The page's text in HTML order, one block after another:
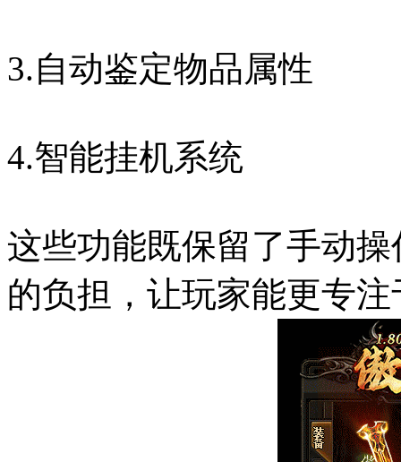
3.自动鉴定物品属性
4.智能挂机系统
这些功能既保留了手动
的负担，让玩家能更专